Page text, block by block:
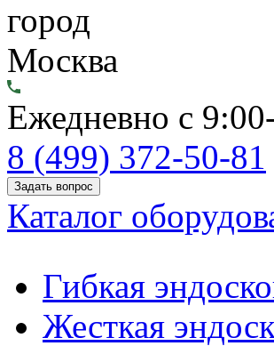
город
Москва
Ежедневно с
8 (499) 372-50-81
Задать вопрос
Каталог
Гибкая
Жесткая